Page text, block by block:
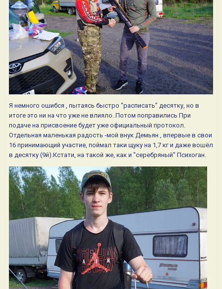
Я немного ошибся , пытаясь быстро "расписать" десятку, но в
итоге это ни на что уже не влияло..Потом поправились При
подаче на присвоение будет уже официальный протокол.
Отдельная маленькая радость -мой внук Демьян , впервые в свои
16 принимающий участие, поймал таки щуку на 1,7 кг и даже вошёл
в десятку (9й).Кстати, на такой же, как и "серебряный" Психоган.